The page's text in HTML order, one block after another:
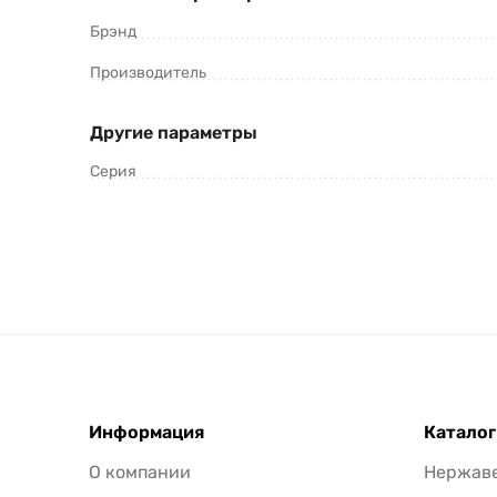
Брэнд
Производитель
Другие параметры
Серия
Информация
О компании
Каталог